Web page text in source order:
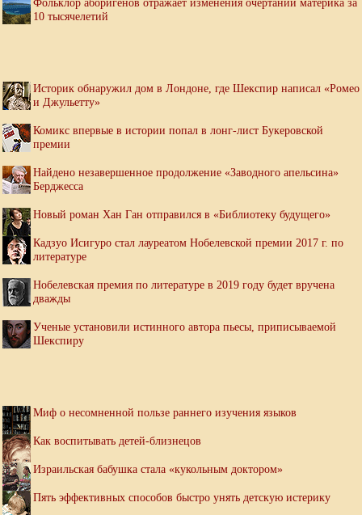
Фольклор аборигенов отражает изменения очертаний материка за
10 тысячелетий
Историк обнаружил дом в Лондоне, где Шекспир написал «Ромео
и Джульетту»
Комикс впервые в истории попал в лонг-лист Букеровской
премии
Найдено незавершенное продолжение «Заводного апельсина»
Берджесса
Новый роман Хан Ган отправился в «Библиотеку будущего»
Кадзуо Исигуро стал лауреатом Нобелевской премии 2017 г. по
литературе
Нобелевская премия по литературе в 2019 году будет вручена
дважды
Ученые установили истинного автора пьесы, приписываемой
Шекспиру
Миф о несомненной пользе раннего изучения языков
Как воспитывать детей-близнецов
Израильская бабушка стала «кукольным доктором»
Пять эффективных способов быстро унять детскую истерику